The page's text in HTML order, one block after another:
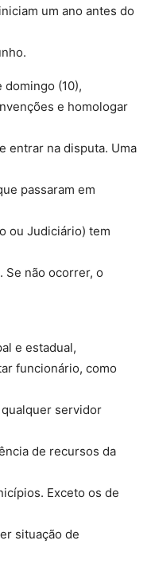
um ano antes do
(10),
e homologar
entrar na disputa. Uma
passaram em
ou Judiciário) tem
Se não ocorrer, o
e estadual,
funcionário, como
servidor
de recursos da
Exceto os de
situação de